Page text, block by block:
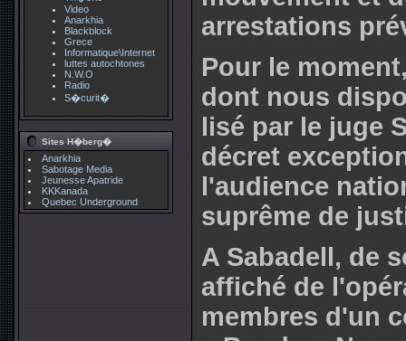
Video
Anarkhia
Blackblock
Grece
Informatique\Internet
luttes autochtones
N.W.O
Radio
S�curit�
Sites H�berg�
Anarkhia
Sabotage Media
Jeunesse Apatride
KKKanada
Quebec Underground
arrestations
Pour le
dont nous
lisé par le juge
décret
l'audience
suprême de
A Sabadell, de
affi­ché de
mem­bres d'un